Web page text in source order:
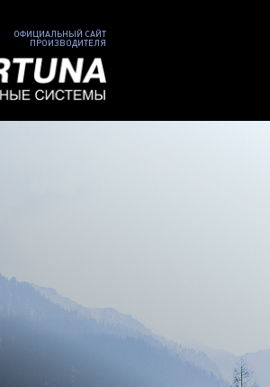
ОФИЦИАЛЬНЫЙ САЙТ
ПРОИЗВОДИТЕЛЯ